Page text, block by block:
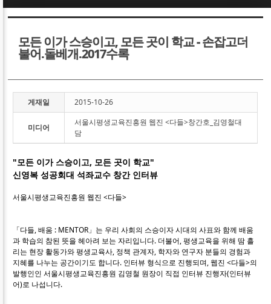
모든 이가 스승이고, 모든 곳이 학교 - 손잡고더
불어.돌베개.2017수록
게재일 2015-10-26
미디어
서울시평생교육진흥원 웹진 <다들>창간호_김영철대
담
"모든 이가 스승이고, 모든 곳이 학교"
신영복 성공회대 석좌교수 창간 인터뷰
서울시평생교육진흥원 웹진 <다들>
「다들, 배움 : MENTOR」는 우리 사회의 스승이자 시대의 사표와 함께 배움
과 학습의 참된 뜻을 헤아려 보는 자리입니다. 더불어, 평생교육을 위해 땀 흘
리는 현장 활동가와 평생교육사, 정책 관계자, 학자와 연구자 분들의 경험과
지혜를 나누는 공간이기도 합니다. 인터뷰 형식으로 진행되며, 웹진 <다들>의
발행인인 서울시평생교육진흥원 김영철 원장이 직접 인터뷰 진행자(인터뷰
어)로 나섭니다.
Sketchbook5, 스케치북5
Sketchbook5, 스케치북5
Sketchbook5, 스케치북5
Sketchbook5, 스케치북5